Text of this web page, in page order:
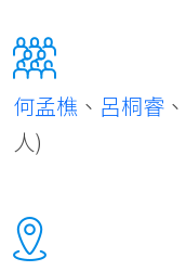
何孟樵 、 呂桐睿 、
人)